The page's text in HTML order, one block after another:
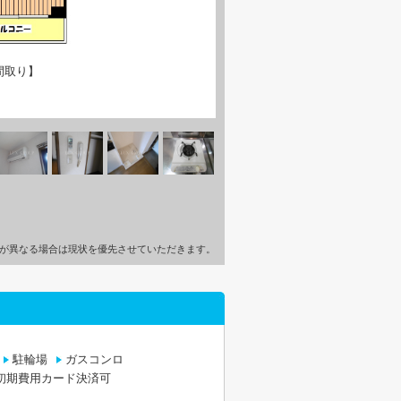
り】
なる場合は現状を優先させていただきます。
駐輪場
ガスコンロ
期費用カード決済可